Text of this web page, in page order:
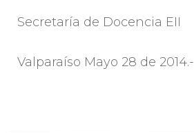
Secretaría de Docencia EII
Valparaíso Mayo 28 de 2014.-